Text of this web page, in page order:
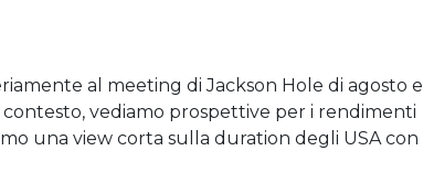
al meeting di Jackson Hole di agosto e
vediamo prospettive per i rendimenti
una view corta sulla duration degli USA con